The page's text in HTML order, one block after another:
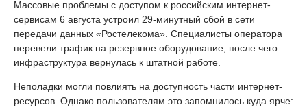
Массовые проблемы с доступом к российским интернет-
сервисам 6 августа устроил 29-минутный сбой в сети
передачи данных «Ростелекома». Специалисты оператора
перевели трафик на резервное оборудование, после чего
инфраструктура вернулась к штатной работе.
Неполадки могли повлиять на доступность части интернет-
ресурсов. Однако пользователям это запомнилось куда ярче: